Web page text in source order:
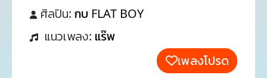
ศิลปิน: กบ FLAT BOY
แนวเพลง: แร๊พ
เพลงโปรด